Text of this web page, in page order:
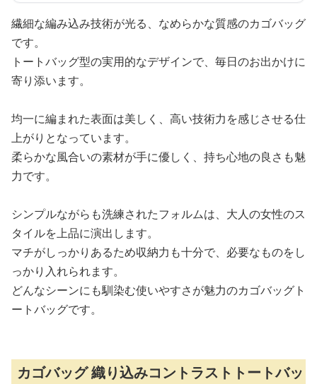
繊細な編み込み技術が光る、なめらかな質感のカゴバッグ
です。
トートバッグ型の実用的なデザインで、毎日のお出かけに
寄り添います。
均一に編まれた表面は美しく、高い技術力を感じさせる仕
上がりとなっています。
柔らかな風合いの素材が手に優しく、持ち心地の良さも魅
力です。
シンプルながらも洗練されたフォルムは、大人の女性のス
タイルを上品に演出します。
マチがしっかりあるため収納力も十分で、必要なものをし
っかり入れられます。
どんなシーンにも馴染む使いやすさが魅力のカゴバッグト
ートバッグです。
カゴバッグ 織り込みコントラストトートバッ